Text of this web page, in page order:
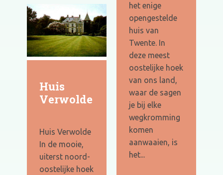
het enige
opengestelde
huis van
Twente. In
deze meest
oostelijke hoek
van ons land,
waar de sagen
je bij elke
wegkromming
komen
aanwaaien, is
het...
Huis
Verwolde
Huis Verwolde
In de mooie,
uiterst noord-
oostelijke hoek